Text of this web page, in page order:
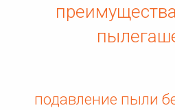
подавление пыли